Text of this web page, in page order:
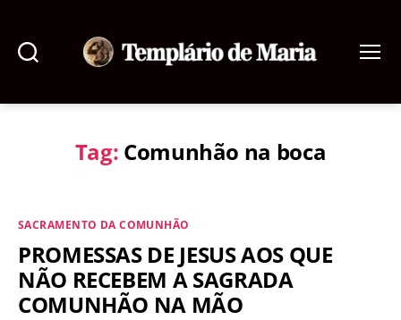
de
Tag: Comunhão na boca
Categorias
SACRAMENTO DA COMUNHÃO
PROMESSAS DE JESUS AOS QUE
NÃO RECEBEM A SAGRADA
COMUNHÃO NA MÃO